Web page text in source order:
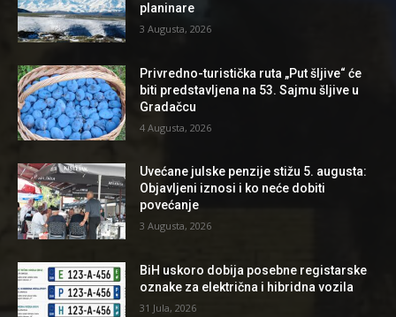
planinare
3 Augusta, 2026
Privredno-turistička ruta „Put šljive“ će
biti predstavljena na 53. Sajmu šljive u
Gradačcu
4 Augusta, 2026
Uvećane julske penzije stižu 5. augusta:
Objavljeni iznosi i ko neće dobiti
povećanje
3 Augusta, 2026
BiH uskoro dobija posebne registarske
oznake za električna i hibridna vozila
31 Jula, 2026